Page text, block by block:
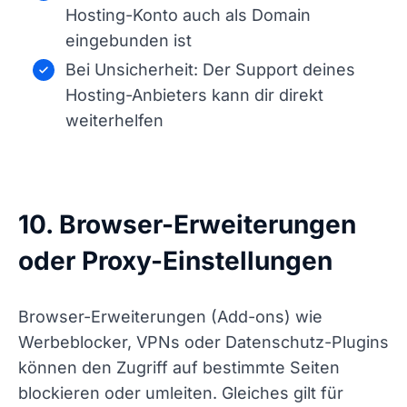
Hosting-Konto auch als Domain
eingebunden ist
Bei Unsicherheit: Der Support deines
Hosting-Anbieters kann dir direkt
weiterhelfen
10. Browser-Erweiterungen
oder Proxy-Einstellungen
Browser-Erweiterungen (Add-ons) wie
Werbeblocker, VPNs oder Datenschutz-Plugins
können den Zugriff auf bestimmte Seiten
blockieren oder umleiten. Gleiches gilt für